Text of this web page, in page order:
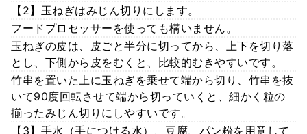
【2】玉ねぎはみじん切りにします。
フードプロセッサーを使っても構いません。
玉ねぎの皮は、皮ごと半分に切ってから、上下を切り落
とし、下側から皮をむくと、比較的むきやすいです。
竹串を置いた上に玉ねぎを乗せて端から切り、竹串を抜
いて90度回転させて端から切っていくと、細かく粒の
揃ったみじん切りにしやすいです。
【3】手水（手につける水）、豆腐、パン粉を用意して